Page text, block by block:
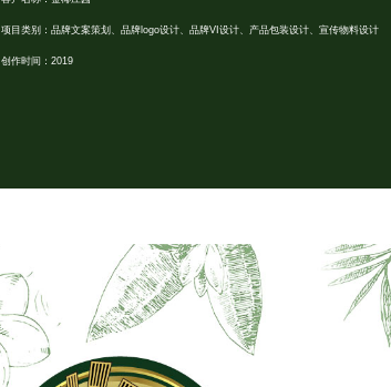
项目类别：品牌文案策划、品牌logo设计、品牌VI设计、产品包装设计、宣传物料设计
创作时间：2019